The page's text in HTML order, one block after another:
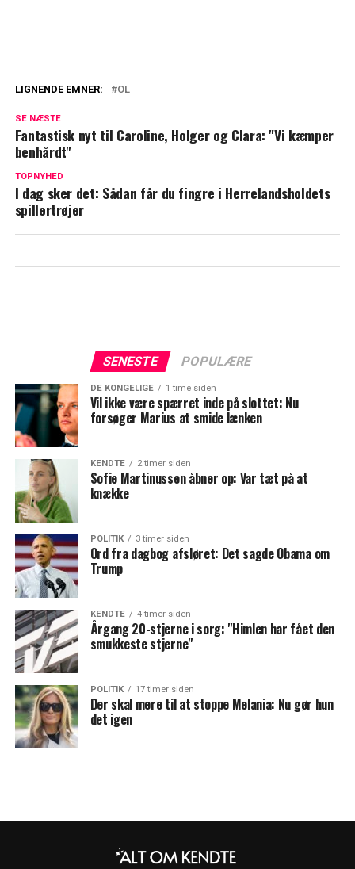
trup: Her er de
LIGNENDE EMNER: OL
SE NÆSTE
Fantastisk nyt til Caroline, Holger og Clara: "Vi kæmper
benhårdt"
TOPNYHED
I dag sker det: Sådan får du fingre i Herrelandsholdets
spillertrøjer
SENESTE POPULÆRE
DE KONGELIGE 1 time siden
Vil ikke være spærret inde på slottet: Nu
forsøger Marius at smide lænken
KENDTE 2 timer siden
Sofie Martinussen åbner op: Var tæt på at
knække
POLITIK 3 timer siden
Ord fra dagbog afsløret: Det sagde Obama om
Trump
KENDTE 4 timer siden
Årgang 20-stjerne i sorg: "Himlen har fået den
smukkeste stjerne"
POLITIK 17 timer siden
Der skal mere til at stoppe Melania: Nu gør hun
det igen